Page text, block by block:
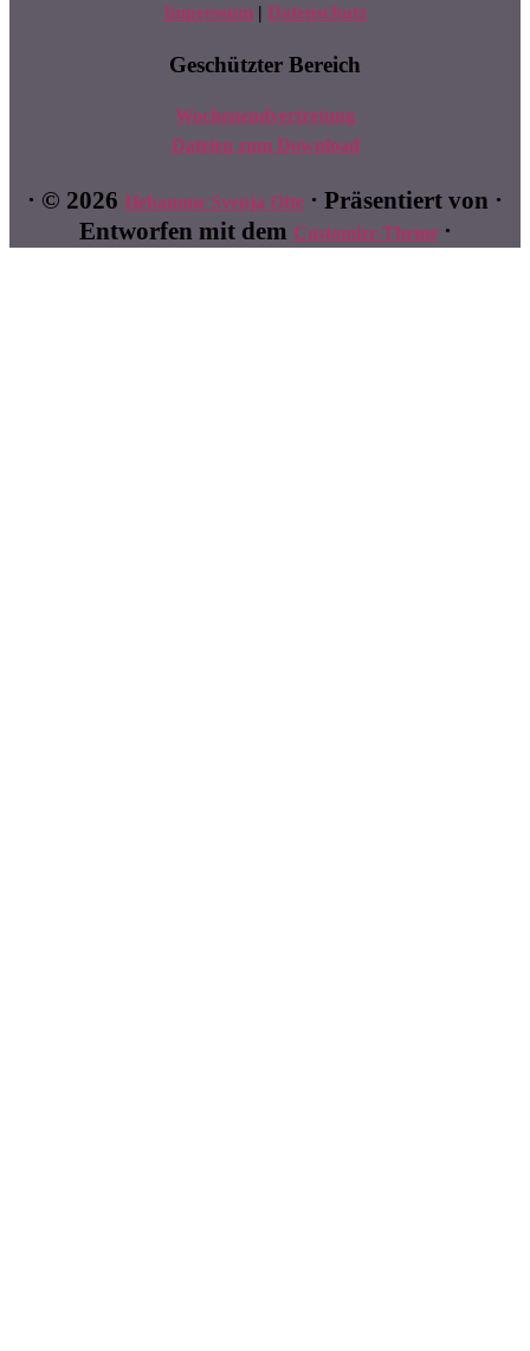
Impressum | Datenschutz
Geschützter Bereich
Wochenendvertretung
Dateien zum Download
· © 2026 Hebamme Svenja Otte · Präsentiert von ·
Entworfen mit dem Customizr-Theme ·